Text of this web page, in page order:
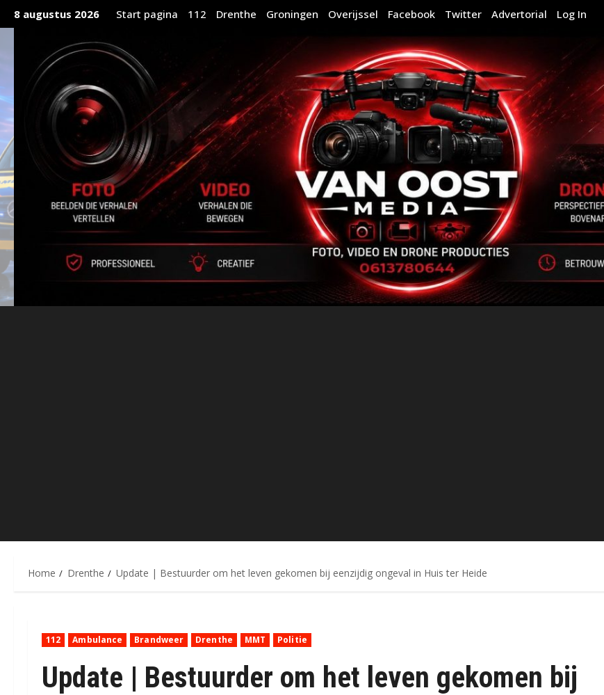
naar
8 augustus 2026 Start pagina 112 Drenthe Groningen Overijssel Facebook Twitter Advertorial Log In
Home Drenthe Update | Bestuurder om het leven gekomen bij eenzijdig ongeval in Huis ter Heide
112 Ambulance Brandweer Drenthe MMT Politie
Update | Bestuurder om het leven gekomen bij